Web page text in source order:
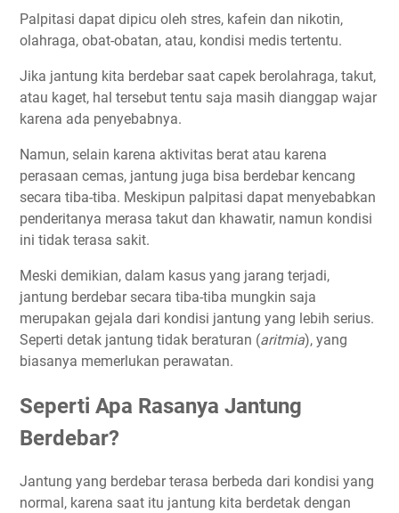
Palpitasi dapat dipicu oleh stres, kafein dan nikotin,
olahraga, obat-obatan, atau, kondisi medis tertentu.
Jika jantung kita berdebar saat capek berolahraga, takut,
atau kaget, hal tersebut tentu saja masih dianggap wajar
karena ada penyebabnya.
Namun, selain karena aktivitas berat atau karena
perasaan cemas, jantung juga bisa berdebar kencang
secara tiba-tiba. Meskipun palpitasi dapat menyebabkan
penderitanya merasa takut dan khawatir, namun kondisi
ini tidak terasa sakit.
Meski demikian, dalam kasus yang jarang terjadi,
jantung berdebar secara tiba-tiba mungkin saja
merupakan gejala dari kondisi jantung yang lebih serius.
Seperti detak jantung tidak beraturan (aritmia), yang
biasanya memerlukan perawatan.
Seperti Apa Rasanya Jantung
Berdebar?
Jantung yang berdebar terasa berbeda dari kondisi yang
normal, karena saat itu jantung kita berdetak dengan